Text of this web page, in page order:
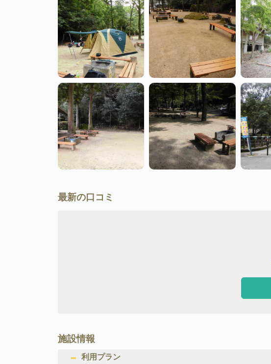
最新の口コミ
施設情報
利用プラン